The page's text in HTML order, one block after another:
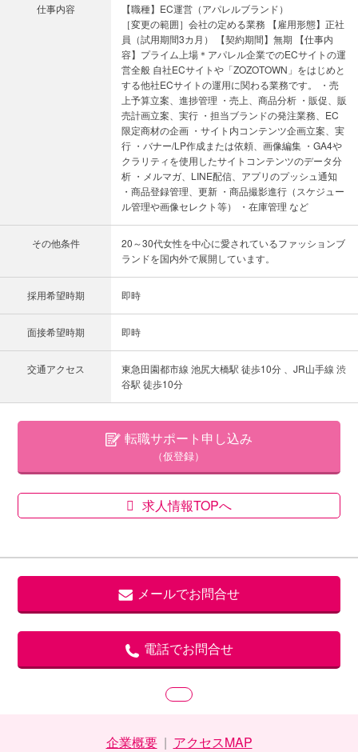
仕事内容
【職種】EC運営（アパレルブランド）
［変更の範囲］会社の定める業務 【雇用形態】正社
員（試用期間3カ月） 【契約期間】無期 【仕事内
容】プライム上場＊アパレル企業でのECサイトの運
営全般 自社ECサイトや「ZOZOTOWN」をはじめと
する他社ECサイトの運用に関わる業務です。 ・売
上予算立案、進捗管理 ・売上、商品分析 ・販促、販
売計画立案、実行 ・担当ブランドの発注業務、EC
限定商材の企画 ・サイト内コンテンツ企画立案、実
行 ・バナー/LP作成または依頼、画像編集 ・GA4や
クラリティを使用したサイトコンテンツのデータ分
析 ・メルマガ、LINE配信、アプリのプッシュ通知
・商品登録管理、更新 ・商品撮影進行（スケジュー
ル管理や画像セレクト等） ・在庫管理 など
その他条件
20～30代女性を中心に愛されているファッションブ
ランドを国内外で展開しています。
採用希望時期 即時
面接希望時期 即時
交通アクセス
東急田園都市線 池尻大橋駅 徒歩10分 、JR山手線 渋
谷駅 徒歩10分
転職サポート申し込み
（仮登録）
求人情報TOPへ
メールでお問合せ
電話でお問合せ
企業概要| アクセスMAP